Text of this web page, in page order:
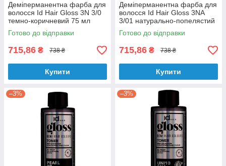
Деміперманентна фарба для
волосся Id Hair Gloss 3N 3/0
темно-коричневий 75 мл
Готово до відправки
715,86 ₴ 738 ₴
Купити
Деміперманентна фарба для
волосся Id Hair Gloss 3NA
3/01 натурально-попелястий
75 мл
Готово до відправки
715,86 ₴ 738 ₴
Купити
–3% –3%